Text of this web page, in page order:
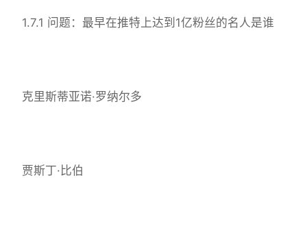
1.7.1 问题：最早在推特上达到1亿粉丝的名人是谁
克里斯蒂亚诺·罗纳尔多
贾斯丁·比伯